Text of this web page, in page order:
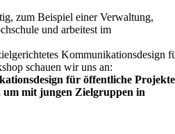
zum Beispiel einer Verwaltung,
und arbeitest im
Kommunikationsdesign
schauen wir uns an:
für öffentliche Projekte
um mit jungen Zielgruppen in